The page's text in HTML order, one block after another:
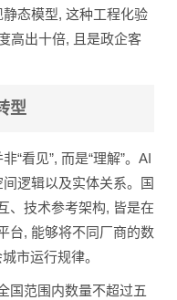
态模型, 这种工程化验
高出十倍, 且是政企客
型
“看见”, 而是“理解”。AI
逻辑以及实体关系。国
、技术参考架构, 皆是在
台, 能够将不同厂商的数
市运行规律。
国范围内数量不超过五